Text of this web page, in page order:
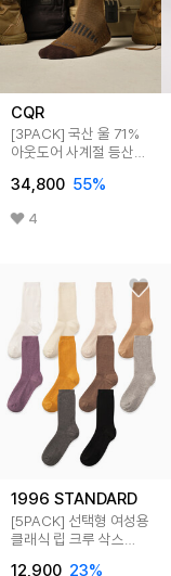
CQR
[3PACK] 국산 울 71%
아웃도어 사계절 등산
34,800 55%
4
1996 STANDARD
[5PACK] 선택형 여성용
클래식 립 크루 삭스
12,900 23%